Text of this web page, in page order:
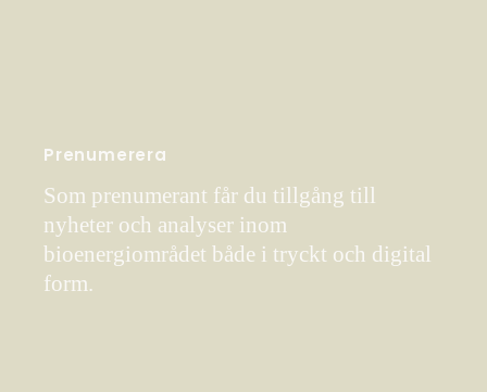
Prenumerera
Som prenumerant får du tillgång till
nyheter och analyser inom
bioenergiområdet både i tryckt och digital
form.